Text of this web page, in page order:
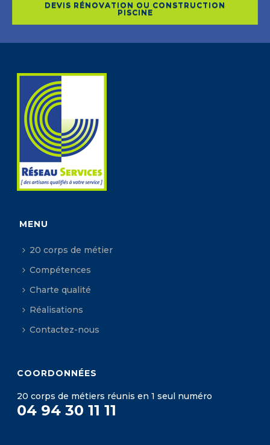
DEVIS RÉNOVATION OU CONSTRUCTION
PISCINE
MENU
20 corps de métier
Compétences
Charte qualité
Réalisations
Contactez-nous
COORDONNÉES
20 corps de métiers réunis en 1 seul numéro
04 94 30 11 11